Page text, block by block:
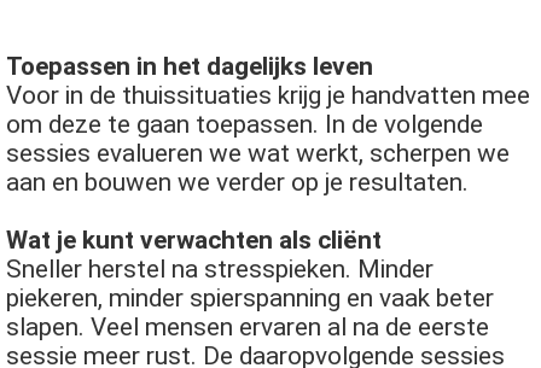
Toepassen in het dagelijks leven
Voor in de thuissituaties krijg je handvatten mee
om deze te gaan toepassen. In de volgende
sessies evalueren we wat werkt, scherpen we
aan en bouwen we verder op je resultaten.
Wat je kunt verwachten als cliënt
Sneller herstel na stresspieken. Minder
piekeren, minder spierspanning en vaak beter
slapen. Veel mensen ervaren al na de eerste
sessie meer rust. De daaropvolgende sessies